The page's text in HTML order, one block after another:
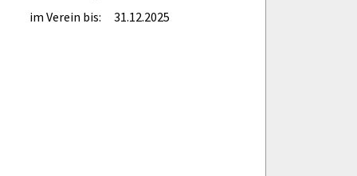
im Verein bis:
31.12.2025